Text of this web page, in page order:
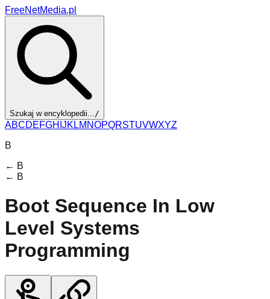
FreeNetMedia.pl
Szukaj w encyklopedii.../
ABCDEFGH JK LM NOPQRSTUVWXYZ
B
← B
← B
Boot Sequence In Low
Level Systems
Programming